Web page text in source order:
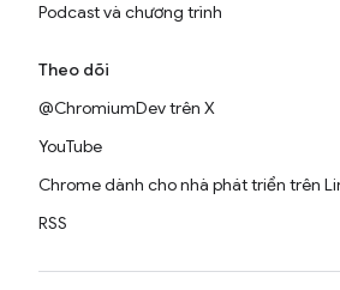
Podcast và chương trình
Theo dõi
@ChromiumDev trên X
YouTube
Chrome dành cho nhà phát triển trên
RSS